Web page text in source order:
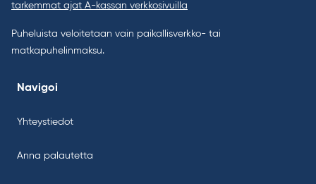
tarkemmat ajat A-kassan verkkosivuilla
Puheluista veloitetaan vain paikallisverkko- tai
matkapuhelinmaksu.
Navigoi
Yhteystiedot
Anna palautetta